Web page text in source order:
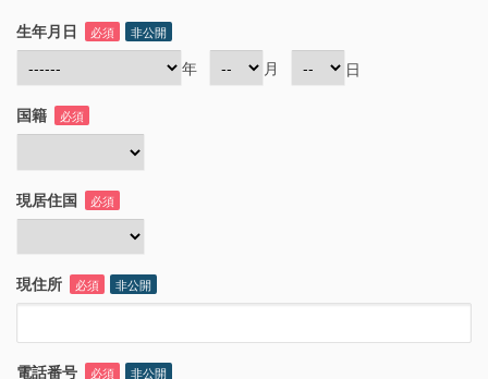
生年月日
必須 非公開
年 月 日
国籍 必須
現居住国 必須
現住所 必須 非公開
電話番号 必須 非公開